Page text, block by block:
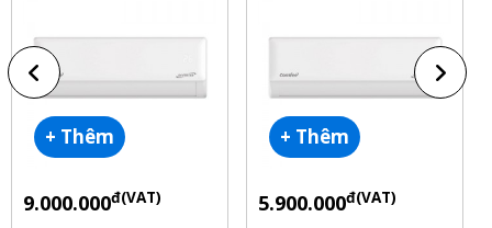
+ Thêm
9.000.000đ(VAT)
+ Thêm
5.900.000đ(VAT)